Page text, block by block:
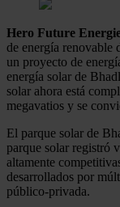
Hero Future
de energía renovable
un proyecto de
energía solar de
solar ahora está
megavatios y se
El parque solar de
parque solar registró
altamente
desarrollados por
público-privada.